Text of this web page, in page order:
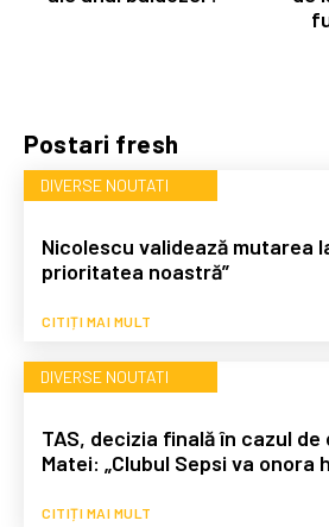
Postari fresh
DIVERSE NOUTATI
Nicolescu validează mutarea
prioritatea noastră”
CITIȚI MAI MULT
DIVERSE NOUTATI
TAS, decizia finală în cazul de
Matei: „Clubul Sepsi va onora
CITIȚI MAI MULT